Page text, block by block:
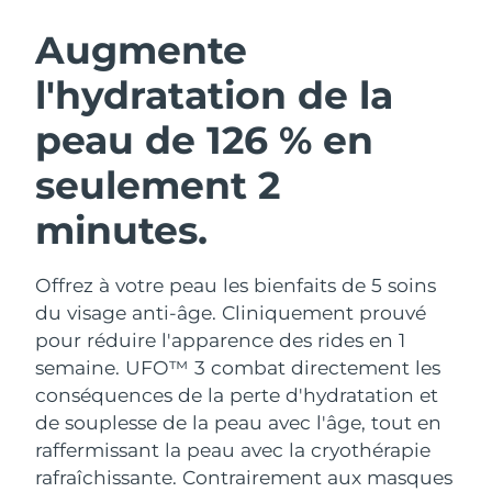
Augmente
l'hydratation de la
peau de 126 % en
seulement 2
minutes.
Offrez à votre peau les bienfaits de 5 soins
du visage anti-âge. Cliniquement prouvé
pour réduire l'apparence des rides en 1
semaine. UFO™ 3 combat directement les
conséquences de la perte d'hydratation et
de souplesse de la peau avec l'âge, tout en
raffermissant la peau avec la cryothérapie
rafraîchissante. Contrairement aux masques
Nettoyage du visage
LUNA™ 4 coffret
Anti-aging massage
LUNA™ 4 Plus
Massage, LED heating
LUNA™ 4 Men
For men, anti-aging massage
Lifting
BEAR™ 2 coffret
Microcurrent toning
BEAR™ 2 go
Microcurrent toning on-the-go
BEAR™ 2 eyes & lips
Microcurrent line smoothing device
UFO™ 3 coffret
Deep facial hydration
UFO™ 3 LED
Near-infrared and red light therapy
device
issa™ 4
Hybrid silicone sonic toothbrush
issa™ 4 plus
Smart hybrid silicone sonic toothbrush
FAQ™ TRAITEMENT ANTI-ÂGE
Anti-âge Traitements LED
NEW
Autriche
Bahreïn Livraison estimée
Belgique Livraison estimée
Bermudes Livraison estimée
Bosnie-Herzégovine
Brunei Livraison estimée8/17/26
Bulgarie Livraison estimée8/12/26
Canada Livraison estimée8/16/26
Chili Livraison estimée8/16/26